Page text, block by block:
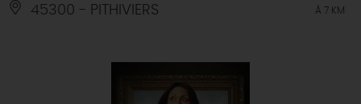
45300 - PITHIVIERS À 7 KM